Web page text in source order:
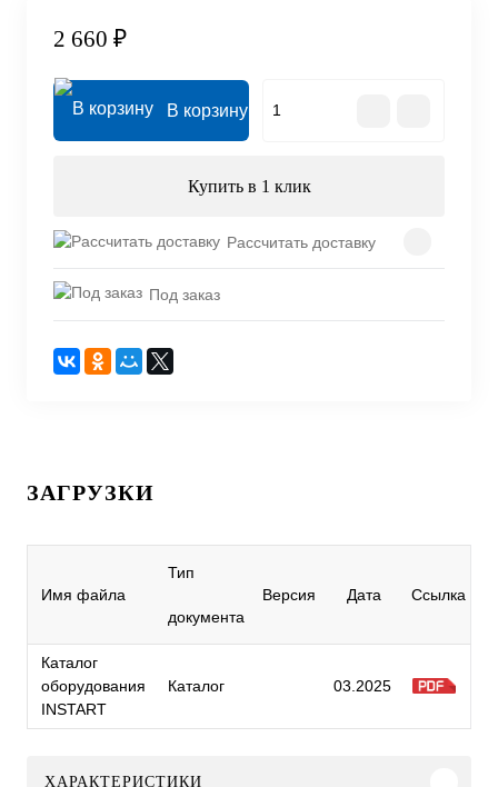
2 660 ₽
В корзину
Купить в 1 клик
Рассчитать доставку
Под заказ
ЗАГРУЗКИ
Имя файла
Тип
документа
Версия Дата Ссылка
Каталог
оборудования
INSTART
Каталог 03.2025
ХАРАКТЕРИСТИКИ